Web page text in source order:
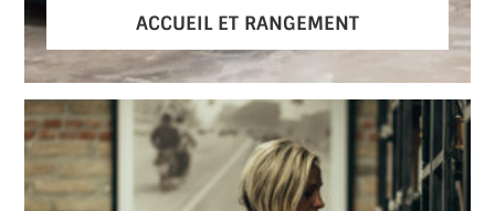
ACCUEIL ET RANGEMENT